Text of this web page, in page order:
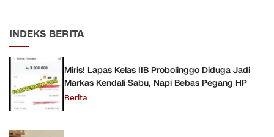
INDEKS BERITA
Miris! Lapas Kelas IIB Probolinggo Diduga Jadi
Markas Kendali Sabu, Napi Bebas Pegang HP
Berita